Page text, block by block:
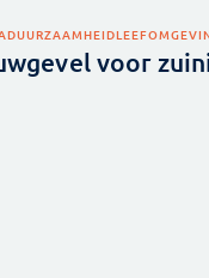
DUURZAAMHEID
voor